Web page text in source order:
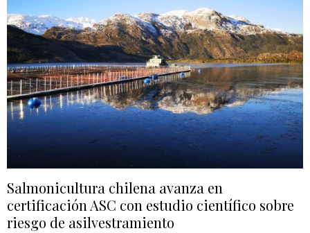
Salmonicultura chilena avanza en
certificación ASC con estudio científico sobre
riesgo de asilvestramiento